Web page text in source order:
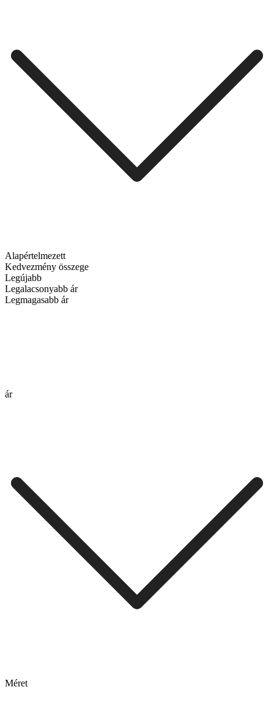
Alapértelmezett
Kedvezmény összege
Legújabb
Legalacsonyabb ár
Legmagasabb ár
ár
Méret